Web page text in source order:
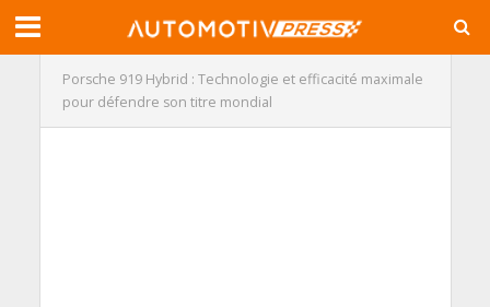
Porsche 919 Hybrid : Technologie et efficacité maximale
pour défendre son titre mondial